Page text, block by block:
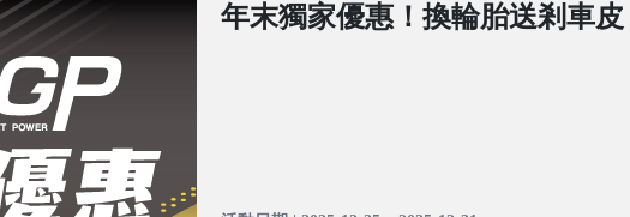
年末獨家優惠！換輪胎送剎車皮